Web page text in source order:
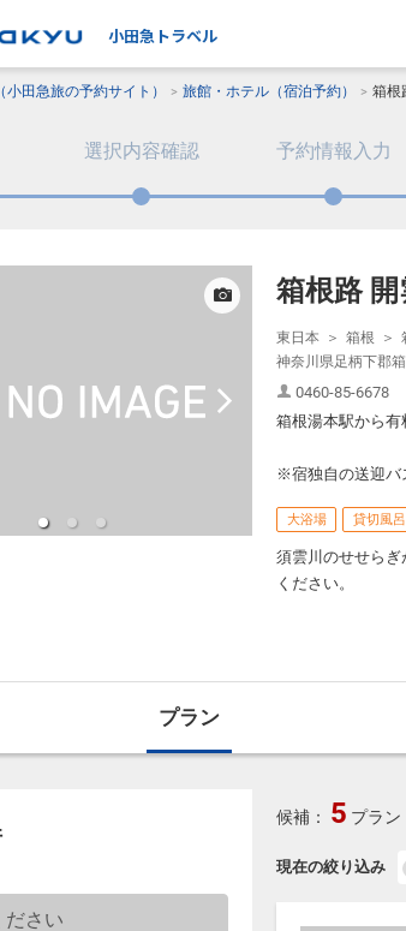
小田急トラベル
田急旅の予約サイト） 旅館・ホテル（宿泊予約） 箱根
選択内容確認 予約情報入力
箱根路 開
東日本 箱根
神奈川県足柄下郡
0460-85-6678
箱根湯本駅から有
※宿独自の送迎バ
大浴場 貸切風呂
須雲川のせせら
ください。
プラン
現在の絞り込み
候補： 5 プラン